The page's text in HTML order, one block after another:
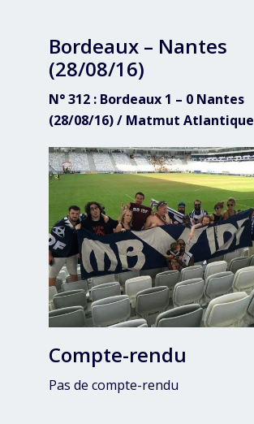
Bordeaux – Nantes
(28/08/16)
N° 312 : Bordeaux 1 – 0 Nantes
(28/08/16) / Matmut Atlantique
Compte-rendu
Pas de compte-rendu